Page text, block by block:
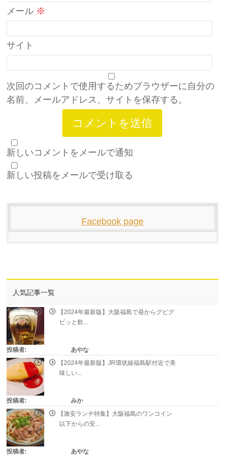
メール ※
サイト
次回のコメントで使用するためブラウザーに自分の
名前、メールアドレス、サイトを保存する。
新しいコメントをメールで通知
新しい投稿をメールで受け取る
Facebook page
人気記事一覧
【2024年最新版】大阪福島で昼からグビグ
ビッと飲...
投稿者:
あやな
【2024年最新版】JR環状線福島駅付近で美
味しい...
投稿者:
みか
【激安ランチ特集】大阪福島のワンコイン
以下からの安...
投稿者: あやな